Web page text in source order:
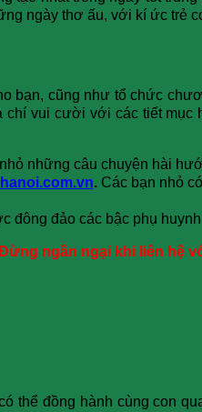
ngày thơ ấu, với kí ức trẻ
cũng như tổ chức
vui cười với các tiết mục
những câu chuyện hài
.Các bạn nhỏ
đông đảo các bậc phụ
ngần ngại khi liên hệ
thể đồng hành cùng con